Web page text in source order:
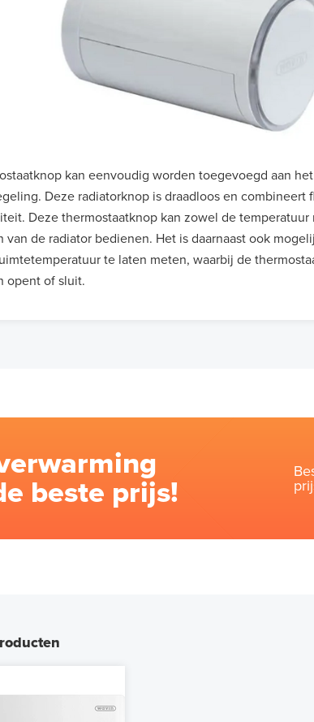
kan eenvoudig worden toegevoegd aan
Deze radiatorknop is draadloos en combineert
Deze thermostaatknop kan zowel de temperatuur
van de radiator bedienen. Het is daarnaast ook
te laten meten, waarbij de
opent of sluit.
beste prijs!